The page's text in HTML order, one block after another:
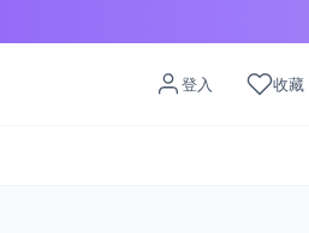
登入 收藏